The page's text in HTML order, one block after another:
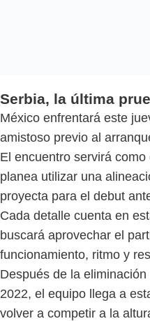
Serbia, la última
México enfrentará este
amistoso previo al
El encuentro servirá
planea utilizar una
proyecta para el debut
Cada detalle cuenta en
buscará aprovechar el
funcionamiento, ritmo y
Después de la
2022, el equipo llega a
volver a competir a la